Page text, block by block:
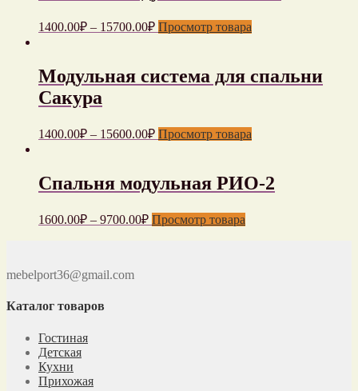
1400.00₽ – 15700.00₽ Просмотр товара
Модульная система для спальни
Сакура
1400.00₽ – 15600.00₽ Просмотр товара
Спальня модульная РИО-2
1600.00₽ – 9700.00₽ Просмотр товара
mebelport36@gmail.com
Каталог товаров
Гостиная
Детская
Кухни
Прихожая